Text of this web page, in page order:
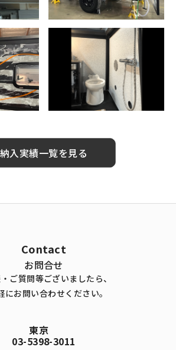
納入実績一覧を見る
Contact
お問合せ
ご質問等ございましたら、
にお問い合わせください。
東京
03-5398-3011